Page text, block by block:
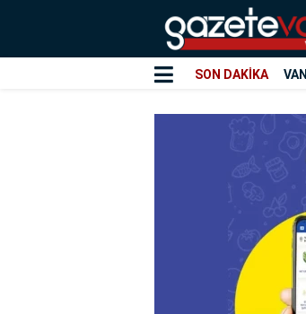
SON DAKİKA VAN